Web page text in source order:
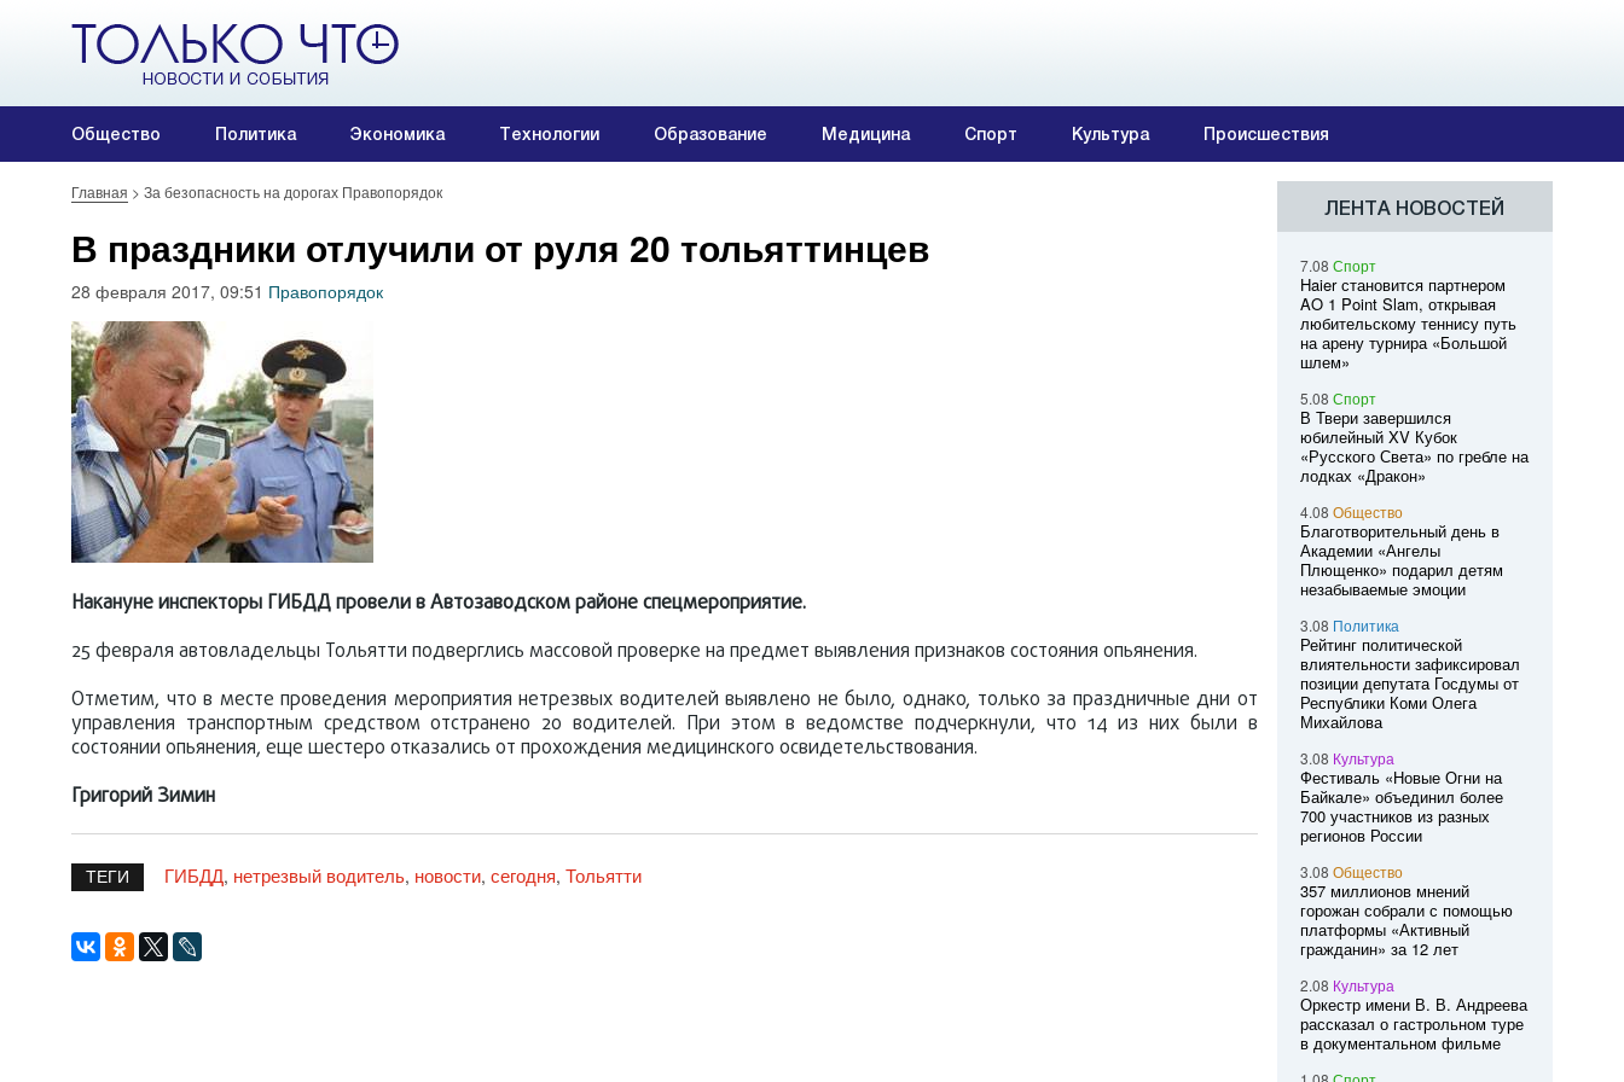
Общество Политика Экономика Технологии Образование Медицина Спорт Культура Происшествия
Главная > За безопасность на дорогах Правопорядок
В праздники отлучили от руля 20 тольяттинцев
28 февраля 2017, 09:51 Правопорядок
Накануне инспекторы ГИБДД провели в Автозаводском районе спецмероприятие.
25 февраля автовладельцы Тольятти подверглись массовой проверке на предмет выявления признаков состояния опьянения.
Отметим, что в месте проведения мероприятия нетрезвых водителей выявлено не было, однако, только за праздничные дни от
управления транспортным средством отстранено 20 водителей. При этом в ведомстве подчеркнули, что 14 из них были в
состоянии опьянения, еще шестеро отказались от прохождения медицинского освидетельствования.
Григорий Зимин
ТЕГИ ГИБДД, нетрезвый водитель, новости, сегодня, Тольятти
ЛЕНТА НОВОСТЕЙ
7.08 Спорт
Haier становится партнером
AO 1 Point Slam, открывая
любительскому теннису путь
на арену турнира «Большой
шлем»
5.08 Спорт
В Твери завершился
юбилейный XV Кубок
«Русского Света» по гребле на
лодках «Дракон»
4.08 Общество
Благотворительный день в
Академии «Ангелы
Плющенко» подарил детям
незабываемые эмоции
3.08 Политика
Рейтинг политической
влиятельности зафиксировал
позиции депутата Госдумы от
Республики Коми Олега
Михайлова
3.08 Культура
Фестиваль «Новые Огни на
Байкале» объединил более
700 участников из разных
регионов России
3.08 Общество
357 миллионов мнений
горожан собрали с помощью
платформы «Активный
гражданин» за 12 лет
2.08 Культура
Оркестр имени В. В. Андреева
рассказал о гастрольном туре
в документальном фильме